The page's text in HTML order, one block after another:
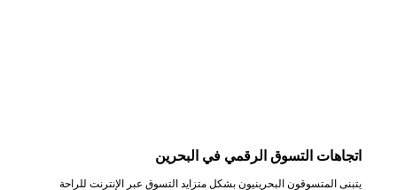
اتجاهات التسوق الرقمي في البحرين
يتبنى المتسوقون البحرينيون بشكل متزايد التسوق عبر الإنترنت للراحة